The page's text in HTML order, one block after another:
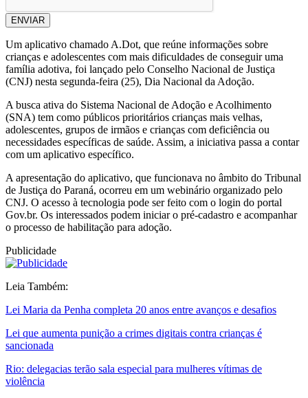
ENVIAR
Um aplicativo chamado A.Dot, que reúne informações sobre
crianças e adolescentes com mais dificuldades de conseguir uma
família adotiva, foi lançado pelo Conselho Nacional de Justiça
(CNJ) nesta segunda-feira (25), Dia Nacional da Adoção.
A busca ativa do Sistema Nacional de Adoção e Acolhimento
(SNA) tem como públicos prioritários crianças mais velhas,
adolescentes, grupos de irmãos e crianças com deficiência ou
necessidades específicas de saúde. Assim, a iniciativa passa a contar
com um aplicativo específico.
A apresentação do aplicativo, que funcionava no âmbito do Tribunal
de Justiça do Paraná, ocorreu em um webinário organizado pelo
CNJ. O acesso à tecnologia pode ser feito com o login do portal
Gov.br. Os interessados podem iniciar o pré-cadastro e acompanhar
o processo de habilitação para adoção.
Publicidade
Leia Também:
Lei Maria da Penha completa 20 anos entre avanços e desafios
Lei que aumenta punição a crimes digitais contra crianças é
sancionada
Rio: delegacias terão sala especial para mulheres vítimas de
violência